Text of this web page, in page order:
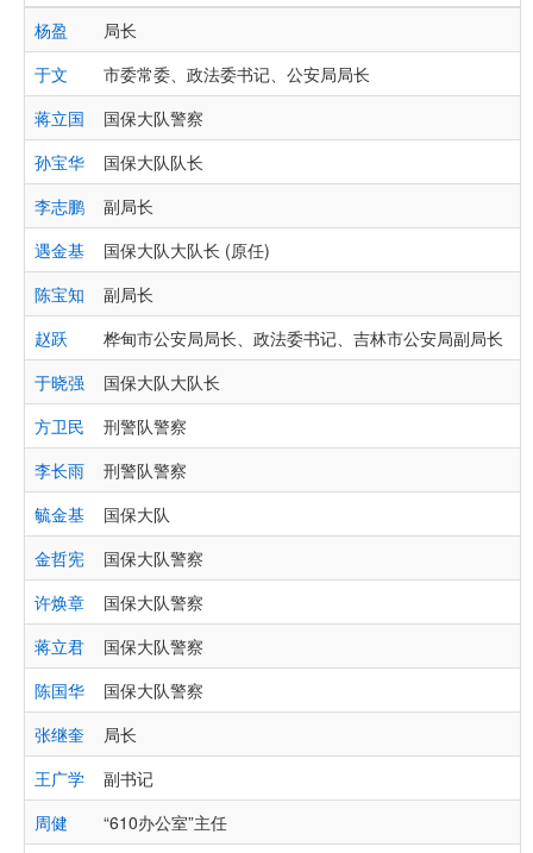
杨盈
局长
于文
市委常委、政法委书记、公安局局长
蒋立国
国保大队警察
孙宝华
国保大队队长
李志鹏
副局长
遇金基
国保大队大队长 (原任)
陈宝知
副局长
赵跃
桦甸市公安局局长、政法委书记、吉林市公安局副局长
于晓强
国保大队大队长
方卫民
刑警队警察
李长雨
刑警队警察
毓金基
国保大队
金哲宪
国保大队警察
许焕章
国保大队警察
蒋立君
国保大队警察
陈国华
国保大队警察
张继奎
局长
王广学
副书记
周健
“610办公室”主任